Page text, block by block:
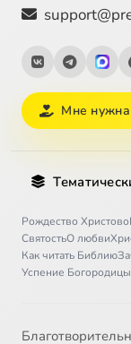
Мне
Рождество Христово
СвятостьО любви
Как читать Библию
Успение Богородицы